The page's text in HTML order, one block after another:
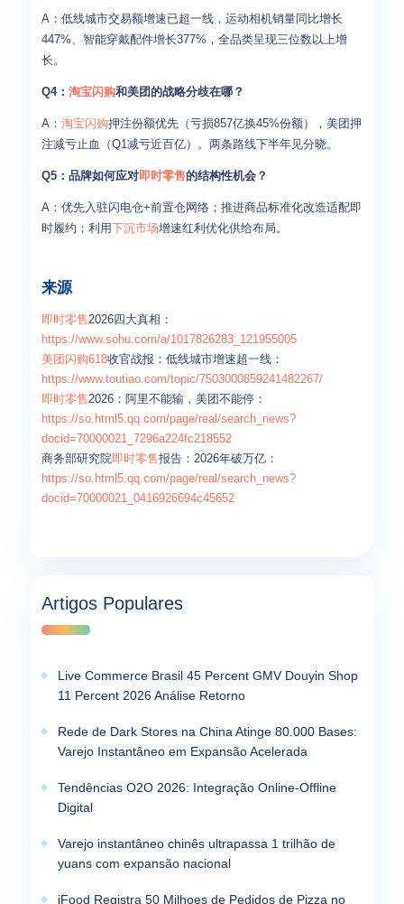
A：低线城市交易额增速已超一线，运动相机销量同比增长
447%、智能穿戴配件增长377%，全品类呈现三位数以上增
长。
Q4： 淘宝闪购和美团的战略分歧在哪？
A： 淘宝闪购押注份额优先（亏损857亿换45%份额），美团押
注减亏止血（Q1减亏近百亿）。两条路线下半年见分晓。
Q5：品牌如何应对即时零售的结构性机会？
A：优先入驻闪电仓+前置仓网络；推进商品标准化改造适配即
时履约；利用下沉市场增速红利优化供给布局。
来源
即时零售2026四大真相：
https://www.sohu.com/a/1017826283_121955005
美团闪购618收官战报：低线城市增速超一线：
https://www.toutiao.com/topic/7503000859241482267/
即时零售2026：阿里不能输，美团不能停：
https://so.html5.qq.com/page/real/search_news?
docid=70000021_7296a224fc218552
商务部研究院即时零售报告：2026年破万亿：
https://so.html5.qq.com/page/real/search_news?
docid=70000021_0416926694c45652
Artigos Populares
Live Commerce Brasil 45 Percent GMV Douyin Shop
11 Percent 2026 Análise Retorno
Rede de Dark Stores na China Atinge 80.000 Bases:
Varejo Instantâneo em Expansão Acelerada
Tendências O2O 2026: Integração Online-Offline
Digital
Varejo instantâneo chinês ultrapassa 1 trilhão de
yuans com expansão nacional
iFood Registra 50 Milhoes de Pedidos de Pizza no